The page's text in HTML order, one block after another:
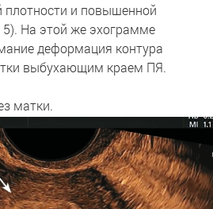
и повышенной
5). На этой же эхограмме
деформация контура
выбухающим краем ПЯ.
матки.